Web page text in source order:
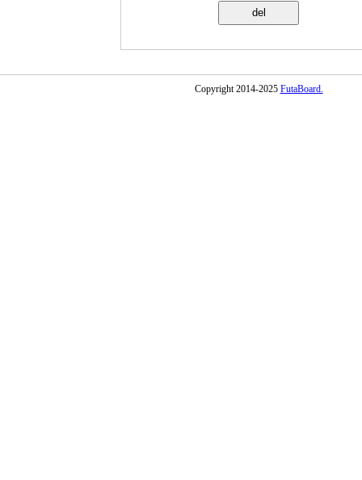
Copyright 2014-2025 FutaBoard.